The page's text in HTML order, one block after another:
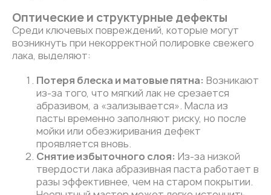
Оптические и структурные дефекты
Среди ключевых повреждений, которые могут
возникнуть при некорректной полировке свежего
лака, выделяют:
Потеря блеска и матовые пятна: Возникают
из-за того, что мягкий лак не срезается
абразивом, а «зализывается». Масла из
пасты временно заполняют риску, но после
мойки или обезжиривания дефект
проявляется вновь.
Снятие избыточного слоя: Из-за низкой
твердости лака абразивная паста работает в
разы эффективнее, чем на старом покрытии.